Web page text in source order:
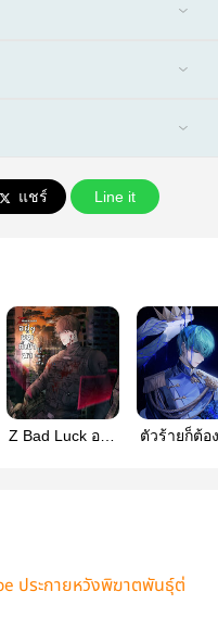
แชร์ Line it
Z Bad Luck อยู่ๆ
ตัวร้ายก็ต้อ
ประกายหวังพิฆาตพันธุ์ต่